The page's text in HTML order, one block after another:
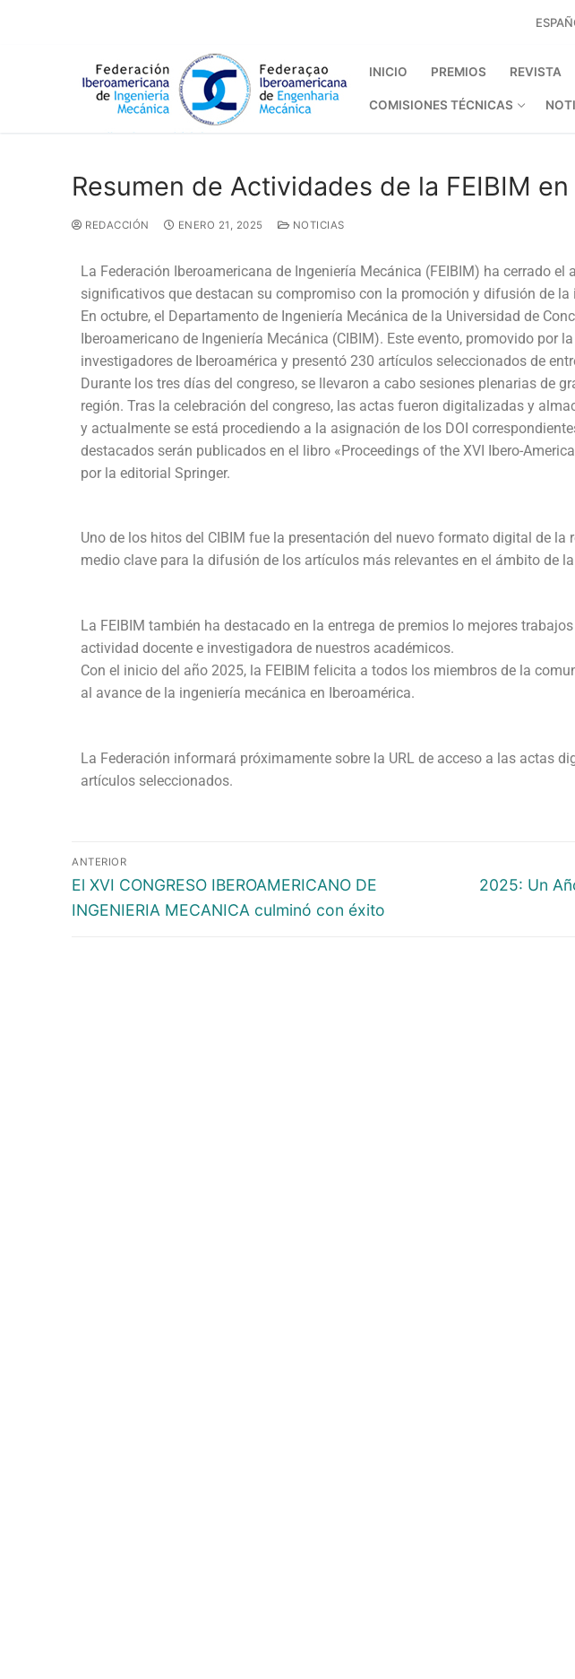
INICIO PREMIOS REVISTA
COMISIONES TÉCNICAS
Resumen de Actividades de la FEIBIM
REDACCIÓN ENERO 21, 2025 NOTICIAS
La Federación Iberoamericana de Ingeniería Mecánica (FEIBIM) ha cerrado el
significativos que destacan su compromiso con la promoción y difusión de la
En octubre, el Departamento de Ingeniería Mecánica de la Universidad de
Iberoamericano de Ingeniería Mecánica (CIBIM). Este evento, promovido por
investigadores de Iberoamérica y presentó 230 artículos seleccionados de
Durante los tres días del congreso, se llevaron a cabo sesiones plenarias de
región. Tras la celebración del congreso, las actas fueron digitalizadas y
y actualmente se está procediendo a la asignación de los DOI
destacados serán publicados en el libro «Proceedings of the XVI Ibero-
por la editorial Springer.
Uno de los hitos del CIBIM fue la presentación del nuevo formato digital de la
medio clave para la difusión de los artículos más relevantes en el ámbito de
La FEIBIM también ha destacado en la entrega de premios lo mejores
actividad docente e investigadora de nuestros académicos.
Con el inicio del año 2025, la FEIBIM felicita a todos los miembros de la
al avance de la ingeniería mecánica en Iberoamérica.
La Federación informará próximamente sobre la URL de acceso a las actas
artículos seleccionados.
ANTERIOR
El XVI CONGRESO IBEROAMERICANO DE
INGENIERIA MECANICA culminó con éxito
2025: Un